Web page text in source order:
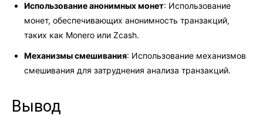
Использование анонимных монет: Использование
монет, обеспечивающих анонимность транзакций,
таких как Monero или Zcash.
Механизмы смешивания: Использование механизмов
смешивания для затруднения анализа транзакций.
Вывод